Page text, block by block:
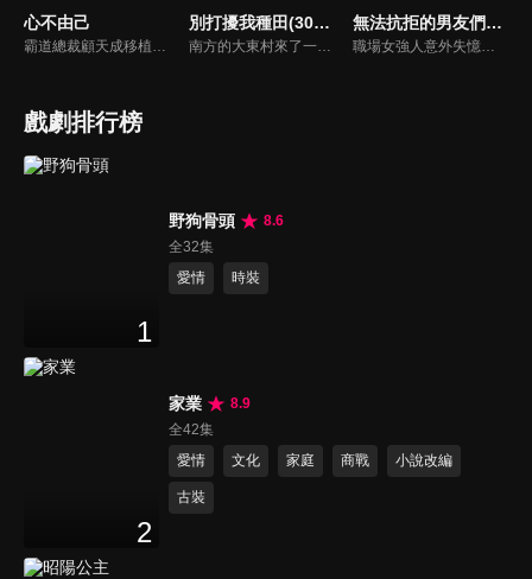
心不由己
霸道總裁顧天成移植心臟後竟然愛上了職場對頭秘書林嘉琪，兩人逐漸在工作生活中意識到對方的心意，朝著共同的目標並肩作戰。
別打擾我種田(30分鐘版)
南方的大東村來了一位不速之客林現，他是林氏集團百億資產的唯一繼承人，在爺爺強勢壓迫下，家世顯赫的他空降莊家找到自己傳說中門當戶對的未婚妻，決定說服她自願解除婚約。
無法抗拒的男友們(30分鐘版)
職場女強人意外失憶後重啟人生，一覺醒來，竟與公司老闆、部門總監、實習生三人同時「戀愛」。通過這甜蜜浪漫、驚險刺激又難以抉擇的感情生活後，最終發現愛情真正的意義。
戲劇排行榜
1
野狗骨頭
8.6
全32集
愛情
時裝
2
家業
8.9
全42集
愛情
文化 家庭 商戰 小說改編
古裝